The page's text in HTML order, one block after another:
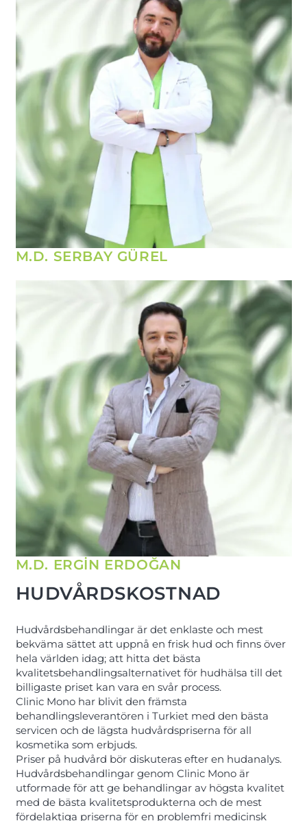
M.D. SERBAY GÜREL
M.D. ERGİN ERDOĞAN
HUDVÅRDSKOSTNAD
Hudvårdsbehandlingar är det enklaste och mest
bekväma sättet att uppnå en frisk hud och finns över
hela världen idag; att hitta det bästa
kvalitetsbehandlingsalternativet för hudhälsa till det
billigaste priset kan vara en svår process.
Clinic Mono har blivit den främsta
behandlingsleverantören i Turkiet med den bästa
servicen och de lägsta hudvårdspriserna för all
kosmetika som erbjuds.
Priser på hudvård bör diskuteras efter en hudanalys.
Hudvårdsbehandlingar genom Clinic Mono är
utformade för att ge behandlingar av högsta kvalitet
med de bästa kvalitetsprodukterna och de mest
fördelaktiga priserna för en problemfri medicinsk